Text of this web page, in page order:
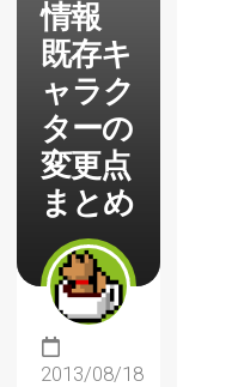
情報
既存キ
ャラク
ターの
変更点
まとめ
2013/08/18